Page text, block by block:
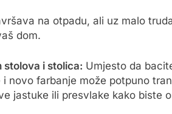
na otpadu, ali uz malo
dom.
stolova i stolica: Umjesto da
i novo farbanje može potpuno
jastuke ili presvlake kako biste